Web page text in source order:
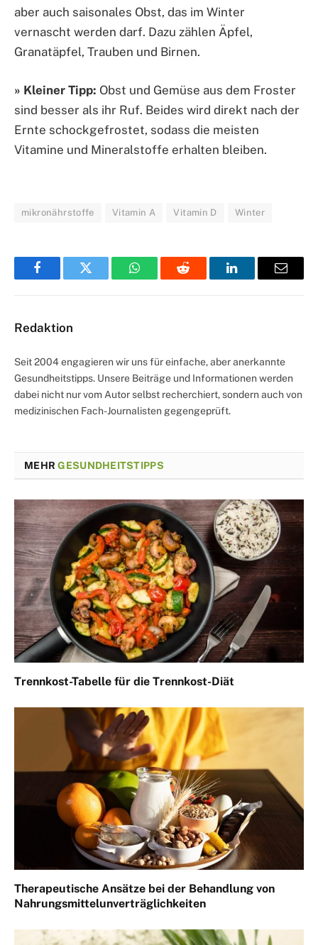
aber auch saisonales Obst, das im Winter
vernascht werden darf. Dazu zählen Äpfel,
Granatäpfel, Trauben und Birnen.
» Kleiner Tipp: Obst und Gemüse aus dem Froster
sind besser als ihr Ruf. Beides wird direkt nach der
Ernte schockgefrostet, sodass die meisten
Vitamine und Mineralstoffe erhalten bleiben.
mikronährstoffe Vitamin A Vitamin D Winter
FacebookTwitter WhatsAppReddit LinkedInEmail
Redaktion
Seit 2004 engagieren wir uns für einfache, aber anerkannte
Gesundheitstipps. Unsere Beiträge und Informationen werden
dabei nicht nur vom Autor selbst recherchiert, sondern auch von
medizinischen Fach-Journalisten gegengeprüft.
MEHRGESUNDHEITSTIPPS
Trennkost-Tabelle für die Trennkost-Diät
Therapeutische Ansätze bei der Behandlung von
Nahrungsmittelunverträglichkeiten